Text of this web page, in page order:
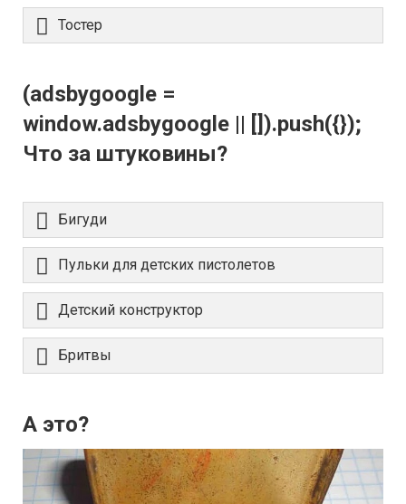
Тостер
(adsbygoogle =
window.adsbygoogle || []).push({});
Что за штуковины?
Бигуди
Пульки для детских пистолетов
Детский конструктор
Бритвы
А это?